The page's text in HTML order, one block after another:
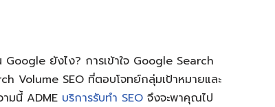
ยังไง? การเข้าใจ Google Search
Volume SEO ที่ตอบโจทย์กลุ่มเป้าหมายและ
มนี้ ADME บริการรับทำ SEO จึงจะพาคุณไป